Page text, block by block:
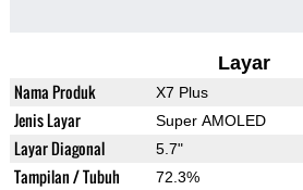
Layar
Nama Produk X7 Plus
Jenis Layar Super AMOLED
Layar Diagonal 5.7"
Tampilan / Tubuh 72.3%